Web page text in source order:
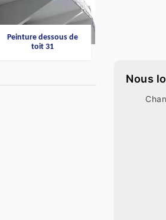
Peinture dessous de
toit 31
Nous